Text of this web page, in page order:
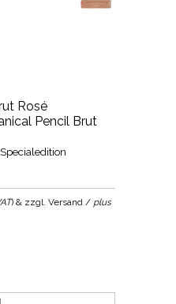
Rosé
Pencil Brut
) & zzgl. Versand / plus